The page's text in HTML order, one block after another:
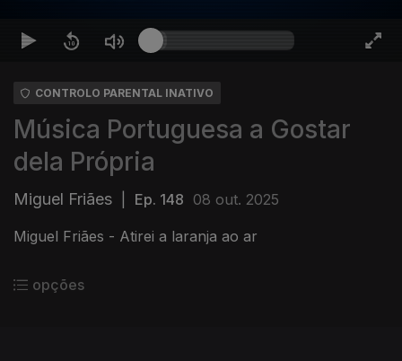
CONTROLO PARENTAL INATIVO
Música Portuguesa a Gostar
dela Própria
Miguel Friães Ep. 148 08 out. 2025
Miguel Friães - Atirei a laranja ao ar
opções